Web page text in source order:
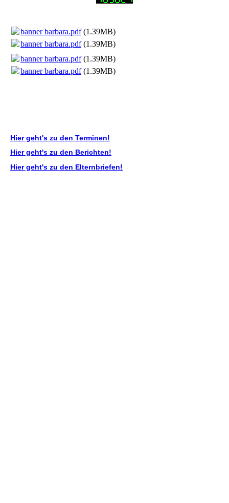
banner barbara.pdf(1.39MB)
banner barbara.pdf(1.39MB)
banner barbara.pdf(1.39MB)
banner barbara.pdf(1.39MB)
Hier geht's zu den Terminen!
Hier geht's zu den Berichten!
Hier geht's zu den Elternbriefen!